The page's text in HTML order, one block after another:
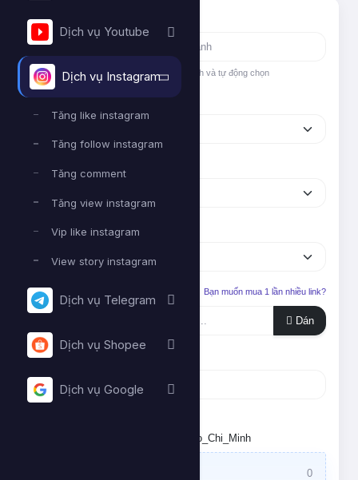
Dịch vụ Youtube
Dịch vụ Instagram
Tăng like instagram
Tăng follow instagram
Tăng comment
Tăng view instagram
Vip like instagram
View story instagram
Dịch vụ Telegram
Dịch vụ Shopee
Dịch vụ Google
Tìm nhanh dịch vụ
Nhập tên hoặc ID dịch vụ để tìm kiếm nhanh và tự động chọn
Nền tảng
Dịch vụ
Liên kết cần tăng Bạn muốn mua 1 lần nhiều link?
Dán
Số lượng
Đặt lịch chạy. Múi giờ: Asia/Ho_Chi_Minh
0